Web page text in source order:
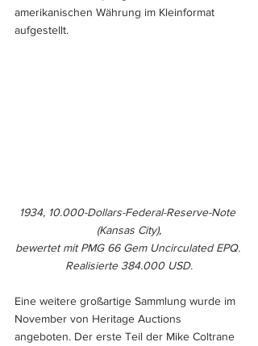
amerikanischen Währung im Kleinformat
aufgestellt.
1934, 10.000-Dollars-Federal-Reserve-Note
(Kansas City),
bewertet mit PMG 66 Gem Uncirculated EPQ.
Realisierte 384.000 USD.
Eine weitere großartige Sammlung wurde im
November von Heritage Auctions
angeboten. Der erste Teil der Mike Coltrane